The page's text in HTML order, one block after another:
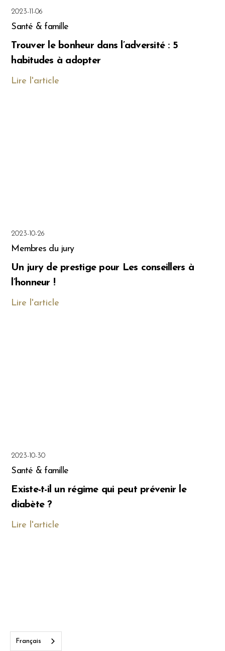
2023-11-06
Santé & famille
Trouver le bonheur dans l’adversité : 5
habitudes à adopter
Lire l'article
2023-10-26
Membres du jury
Un jury de prestige pour Les conseillers à
l’honneur !
Lire l'article
2023-10-30
Santé & famille
Existe-t-il un régime qui peut prévenir le
diabète ?
Lire l'article
Français